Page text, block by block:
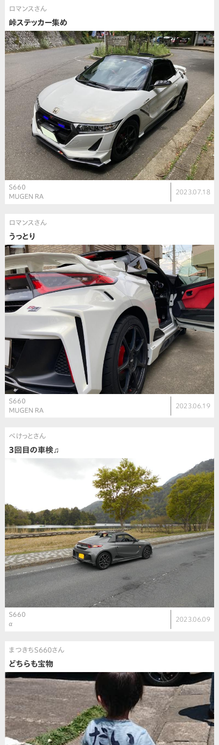
ロマンスさん
峠ステッカー集め
S660
MUGEN RA
2023.07.18
ロマンスさん
うっとり
S660
MUGEN RA
2023.06.19
べけっとさん
3回目の車検♫
S660
α
2023.06.09
まつきちS660さん
どちらも宝物